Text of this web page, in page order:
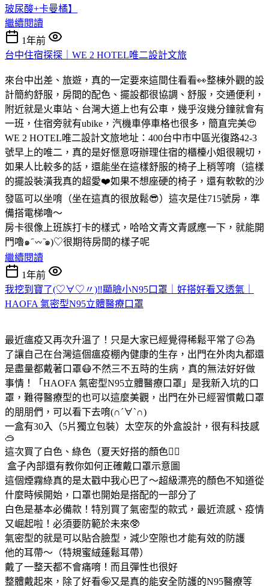
玻尿酸+卡曼橘】
繼續閱讀
1年前
台中住宿探探｜WE 2 HOTEL唯二設計文旅
來台中出差、旅遊，真的一定要來這間住看看👀整棟外觀的設
計簡約舒服，房間的配色、擺設都很協調、舒服，交通便利，
附近就是火車站、台灣大道上也有公車，幾乎沒幾分鐘就會有
一班，住宿旁就有ubike，汽機車停車格也很多，簡直完美😍
WE 2 HOTEL唯二設計文旅地址：400台中市中區光復路42-3
號早上的唯二，真的是好愜意呀辦理住宿的櫃檯小姐很親切，
如果人比較多的話，還能坐在這樣舒服的椅子上稍等唷（這樣
的擺設裝潢我真的超愛❤️如果不想座硬的椅子，還有軟軟的沙
發區可以坐唷（坐在這真的很放鬆😎）這次是住715號房，準
備搭電梯嚕～
房卡很像上班族打卡的樣式，哈哈文青文青感應一下，就能開
門嚕๑ ᷇ 𖥦 ᷆๑)♡很期待房間的樣子呢
繼續閱讀
1年前
我挖到寶了(♡∀♡〃)‼顯臉小N95口罩｜好搭好看又透氣｜
HAOFA 氣密型N95立體醫療口罩
最近瘟疫又再次升溫了！只是大家已經覺得稀鬆平常了☹️為
了讓自己在台灣這個瘟疫棚內健康的生存，出門在外肉丸都還
是盡量都戴著口罩😷不然三不五時的生病，真的無法好好做
事情！「HAOFA 氣密型N95立體醫療口罩」是我新入坑的口
罩，難得醫療型的也可以這麼美觀，出門在外已經習慣戴口罩
的朋朋們，可以看下去唷(∩´∀`∩)
一盒有30入（5片獨立包裝）太空灰的外盒設計，很有科技感
🥽
這次買了白色、綠色（夏天好搭的顏色✌🏻
盒子內部還有教你如何正確戴口罩示意圖
這個煙霧綠真的是太戳中我心巴了～超級漂亮的顏色不知道從
什麼時候開始，口罩也開始是搭配的一部分了
白色是基本必備款！特別買了氣密型的款式，最近流感、疫情
又崛起啦！必須要防範於未來🥸
氣密型的就是可以貼合臉型，減少空隙也才能有效的防護
他的耳帶～（特規蜜絨蓬鬆耳帶）
戴了一整天都不會痛唷！而且彈性也很好
整體戴起來，除了好看🤪又是真的能安全防護的N95醫療等